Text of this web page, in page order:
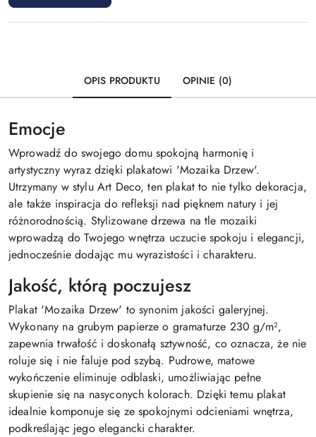
OPIS PRODUKTU OPINIE (0)
Emocje
Wprowadź do swojego domu spokojną harmonię i
artystyczny wyraz dzięki plakatowi 'Mozaika Drzew'.
Utrzymany w stylu Art Deco, ten plakat to nie tylko dekoracja,
ale także inspiracja do refleksji nad pięknem natury i jej
różnorodnością. Stylizowane drzewa na tle mozaiki
wprowadzą do Twojego wnętrza uczucie spokoju i elegancji,
jednocześnie dodając mu wyrazistości i charakteru.
Jakość, którą poczujesz
Plakat 'Mozaika Drzew' to synonim jakości galeryjnej.
Wykonany na grubym papierze o gramaturze 230 g/m²,
zapewnia trwałość i doskonałą sztywność, co oznacza, że nie
roluje się i nie faluje pod szybą. Pudrowe, matowe
wykończenie eliminuje odblaski, umożliwiając pełne
skupienie się na nasyconych kolorach. Dzięki temu plakat
idealnie komponuje się ze spokojnymi odcieniami wnętrza,
podkreślając jego elegancki charakter.